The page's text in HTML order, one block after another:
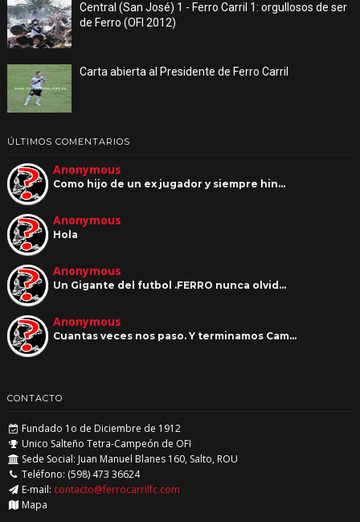
Central (San José) 1 - Ferro Carril 1: orgullosos de ser
de Ferro (OFI 2012)
Carta abierta al Presidente de Ferro Carril
ÚLTIMOS COMENTARIOS
Anonymous
Como hijo de un ex jugador y siempre hin…
Anonymous
Hola
Anonymous
Un Gigante del futbol .FERRO nunca olvid…
Anonymous
Cuantas veces nos paso. Y terminamos Cam…
CONTACTO
Fundado 1o de Diciembre de 1912
Unico Salteño Tetra-Campeón de OFI
Sede Social: Juan Manuel Blanes 160, Salto, ROU
Teléfono: (598) 473 36624
E-mail: contacto@ferrocarrilfc.com
Mapa